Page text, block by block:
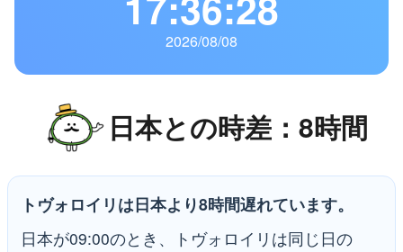
2026/08/08
日本との時差：8時間
トヴォロイリは日本より8時間遅れています。
日本が09:00のとき、トヴォロイリは同じ日の